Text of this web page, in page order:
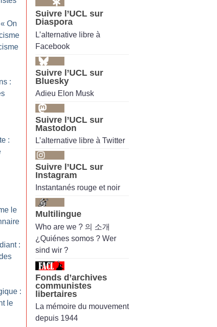
On
:
:
le
:
:
le
Suivre l’UCL sur
Diaspora
L’alternative libre à
Facebook
Suivre l’UCL sur
Bluesky
Adieu Elon Musk
Suivre l’UCL sur
Mastodon
L’alternative libre à Twitter
Suivre l’UCL sur
Instagram
Instantanés rouge et noir
Multilingue
Who are we ? 의 소개
¿Quiénes somos ? Wer
sind wir ?
Fonds d’archives
communistes
libertaires
La mémoire du mouvement
depuis 1944